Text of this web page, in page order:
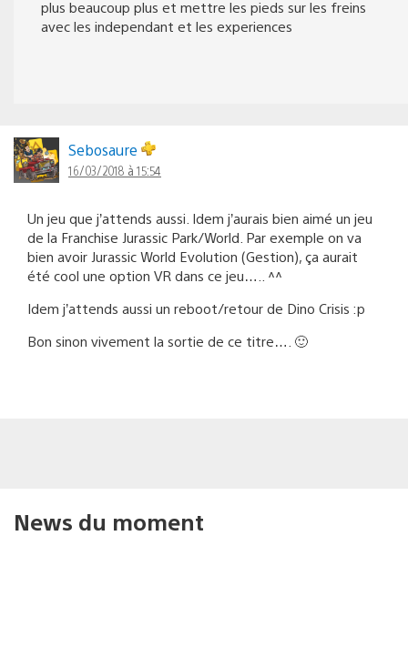
plus beaucoup plus et mettre les pieds sur les freins
avec les independant et les experiences
Sebosaure
16/03/2018 à 15:54
Un jeu que j’attends aussi. Idem j’aurais bien aimé un jeu
de la Franchise Jurassic Park/World. Par exemple on va
bien avoir Jurassic World Evolution (Gestion), ça aurait
été cool une option VR dans ce jeu….. ^^
Idem j’attends aussi un reboot/retour de Dino Crisis :p
Bon sinon vivement la sortie de ce titre…. 🙂
News du moment